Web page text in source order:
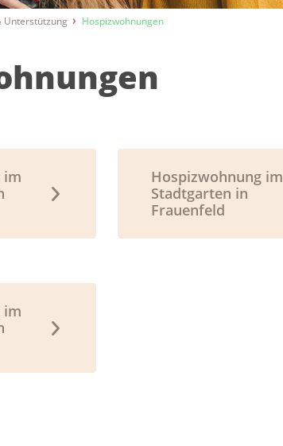
Unterstützung Hospizwohnungen
im
Hospizwohnung im
Stadtgarten in
Frauenfeld
im